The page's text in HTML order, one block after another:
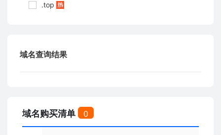
.top
域名查询结果
域名购买清单 0